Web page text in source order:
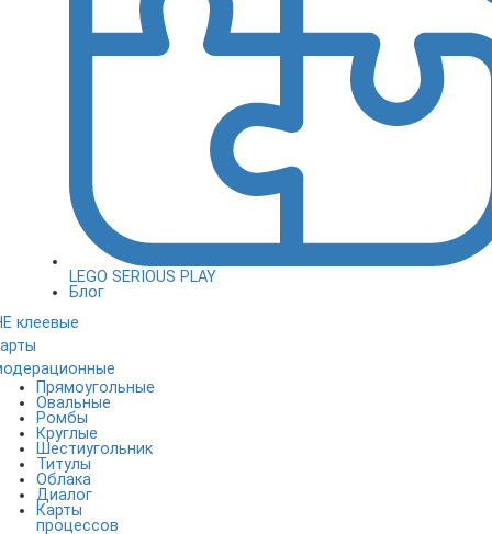
LEGO SERIOUS PLAY
Блог
клеевые
Прямоугольные
Овальные
Ромбы
Круглые
Шестиугольник
Титулы
Облака
Диалог
Карты
процессов